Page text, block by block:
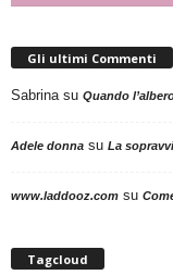
Gli ultimi Commenti
Sabrina su Quando
Adele donna su La
www.laddooz.com su
Tagcloud